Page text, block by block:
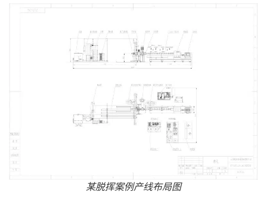
某脱挥案例产线布局图